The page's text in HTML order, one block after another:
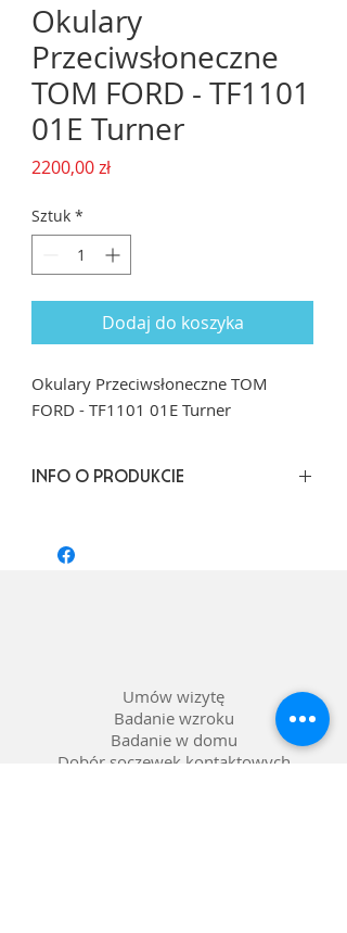
Okulary
Przeciwsłoneczne
TOM FORD - TF1101
01E Turner
2200,00 złCena
Sztuk *
Dodaj do koszyka
Okulary Przeciwsłoneczne TOM
FORD - TF1101 01E Turner
INFO O PRODUKCIE
Kształt: Aviator
Materiał oprawy: Tworzywo
Umów wizytę
Badanie wzroku
Badanie w domu
Dobór soczewek kontaktowych